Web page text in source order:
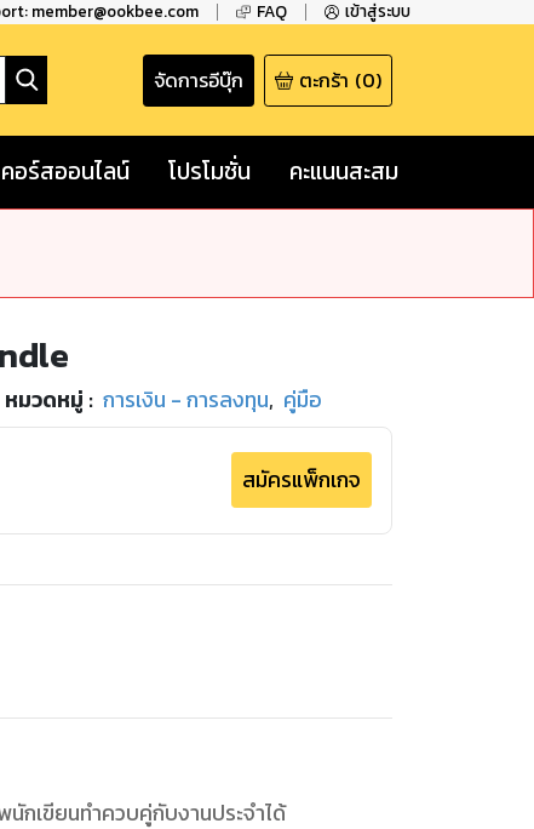
member@ookbee.com FAQ เข้าสู่ระบบ
จัดการอีบุ๊ก ตะกร้า (0)
คอร์สออนไลน์ โปรโมชั่น คะแนนสะสม
หมวดหมู่ : การเงิน - การลงทุน, คู่มือ
สมัครแพ็กเกจ
กเขียนทำควบคู่กับงานประจำได้